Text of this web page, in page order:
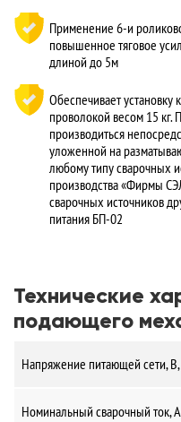
Применение 6-и
повышенное тяговое
длиной до 5м
Обеспечивает
проволокой весом 15 кг.
производиться
уложенной на
любому типу сварочных
производства «Фирмы
сварочных источников
питания БП-02
Технические
подающего
Напряжение питающей сети,
Номинальный сварочный ток, А